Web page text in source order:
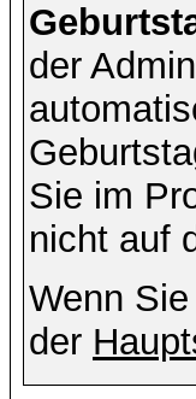
der
Sie im
nicht auf
Wenn
der